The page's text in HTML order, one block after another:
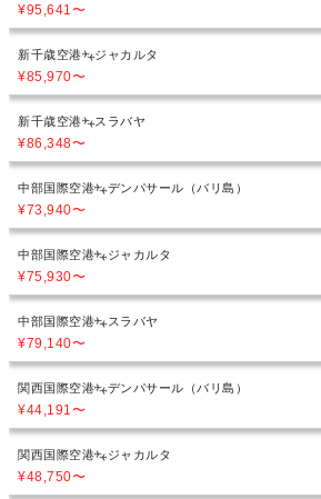
¥95,641〜
新千歳空港 ジャカルタ
¥85,970〜
新千歳空港 スラバヤ
¥86,348〜
中部国際空港 デンパサール（バリ島）
¥73,940〜
中部国際空港 ジャカルタ
¥75,930〜
中部国際空港 スラバヤ
¥79,140〜
関西国際空港 デンパサール（バリ島）
¥44,191〜
関西国際空港 ジャカルタ
¥48,750〜